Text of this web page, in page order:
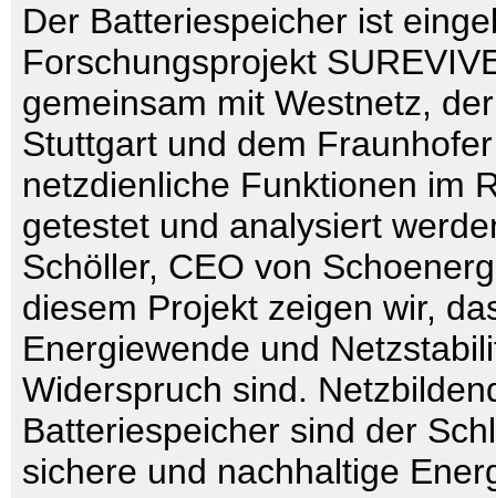
Der Batteriespeicher ist
Forschungsprojekt
gemeinsam mit Westnetz,
Stuttgart und dem
netzdienliche Funktionen im
getestet und analysiert
Schöller, CEO von
diesem Projekt zeigen wir,
Energiewende und
Widerspruch sind.
Batteriespeicher sind der
sichere und nachhaltige